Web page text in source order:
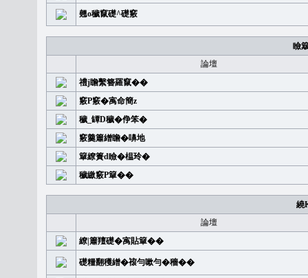
翹o穢竄礎^礎竅
瞼
論壇
禮j瞻繫簪羅竄��
竅P竅�㝢命簡z
穢_罈D穢�鿇笨�
竅羹簫繒瞻�嚊地
簞繚簣d瞼�榅玲�
穢繳竅P簞��
繞
論壇
繚|簫羶礎�㝢貼簞��
礎糧翻穫繒�䙛勻嗽勻�穡��